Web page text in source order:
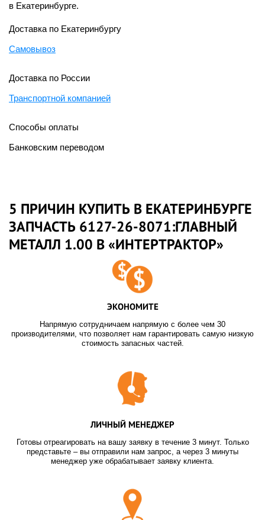
в Екатеринбурге.
Доставка по Екатеринбургу
Самовывоз
Доставка по России
Транспортной компанией
Способы оплаты
Банковским переводом
5 ПРИЧИН КУПИТЬ В ЕКАТЕРИНБУРГЕ
ЗАПЧАСТЬ 6127-26-8071:ГЛАВНЫЙ
МЕТАЛЛ 1.00 В «ИНТЕРТРАКТОР»
ЭКОНОМИТЕ
Напрямую сотрудничаем напрямую с более чем 30
производителями, что позволяет нам гарантировать самую низкую
стоимость запасных частей.
ЛИЧНЫЙ МЕНЕДЖЕР
Готовы отреагировать на вашу заявку в течение 3 минут. Только
представьте – вы отправили нам запрос, а через 3 минуты
менеджер уже обрабатывает заявку клиента.